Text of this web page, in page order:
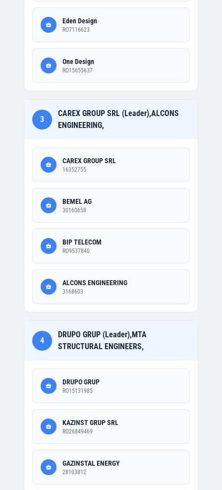
Eden Design
RO7116623
One Design
RO15655637
3
CAREX GROUP SRL (Leader),ALCONS
ENGINEERING,
CAREX GROUP SRL
16352755
BEMEL AG
30160658
BIP TELECOM
RO9537840
ALCONS ENGINEERING
3168603
4
DRUPO GRUP (Leader),MTA
STRUCTURAL ENGINEERS,
DRUPO GRUP
RO15131985
KAZINST GRUP SRL
RO26849469
GAZINSTAL ENERGY
28103812